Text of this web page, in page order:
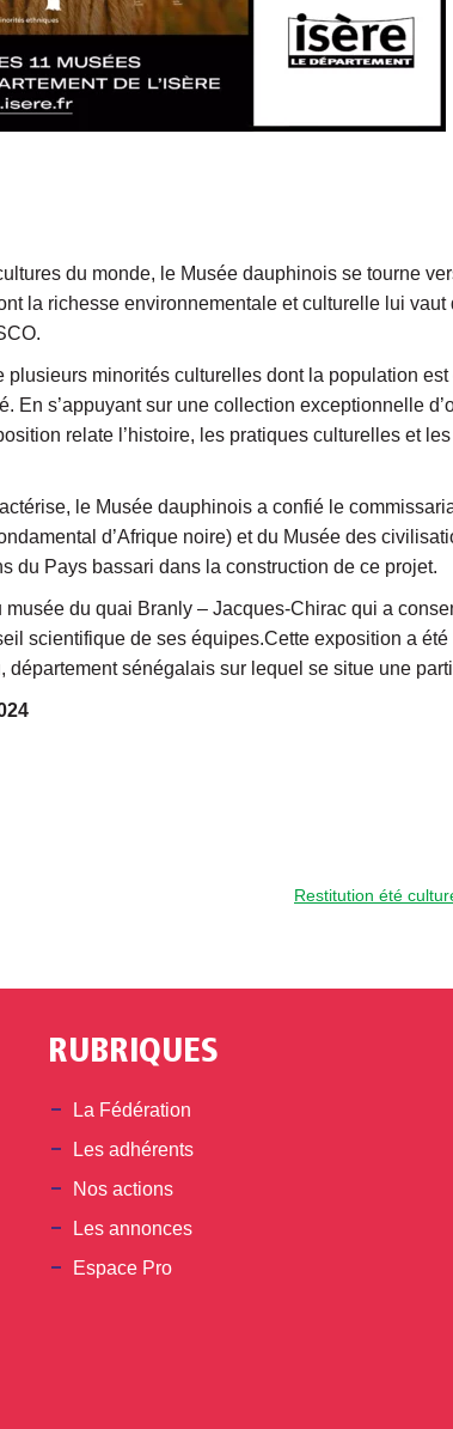
du monde, le Musée dauphinois se tourne
la richesse environnementale et culturelle lui
plusieurs minorités culturelles dont la population
En s’appuyant sur une collection exceptionnelle
relate l’histoire, les pratiques culturelles et
le Musée dauphinois a confié le
d’Afrique noire) et du Musée des
du Pays bassari dans la construction de ce projet.
du quai Branly – Jacques-Chirac qui a
scientifique de ses équipes.Cette exposition a
département sénégalais sur lequel se situe une
Restitution été
RUBRIQUES
La Fédération
Les adhérents
Nos actions
Les annonces
Espace Pro